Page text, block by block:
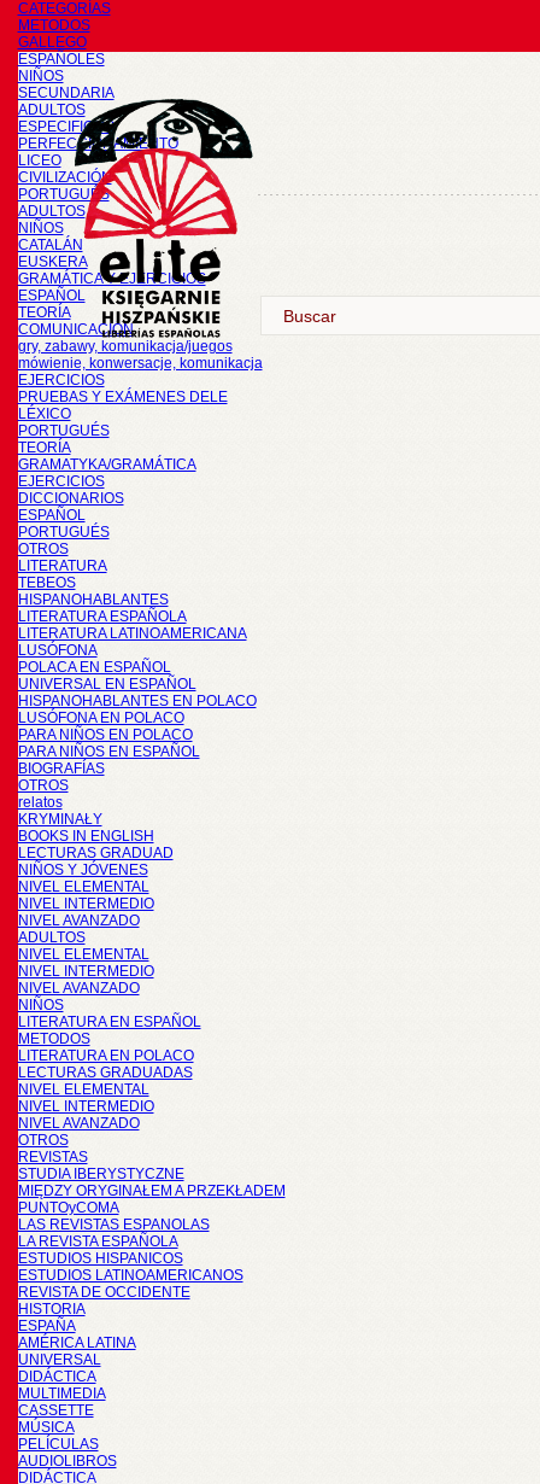
CATEGORÍAS
METODOS
GALLEGO
ESPAÑOLES
NIÑOS
SECUNDARIA
ADULTOS
ESPECIFICOS
PERFECCIONAMIENTO
LICEO
CIVILIZACIÓN
PORTUGUÉS
ADULTOS
NIÑOS
CATALÁN
EUSKERA
GRAMÁTICA Y EJERCICIOS
ESPAÑOL
TEORÍA
COMUNICACIÓN
gry, zabawy, komunikacja/juegos
mówienie, konwersacje, komunikacja
EJERCICIOS
PRUEBAS Y EXÁMENES DELE
LÉXICO
PORTUGUÉS
TEORÍA
GRAMATYKA/GRAMÁTICA
EJERCICIOS
DICCIONARIOS
ESPAÑOL
PORTUGUÉS
OTROS
LITERATURA
TEBEOS
HISPANOHABLANTES
LITERATURA ESPAÑOLA
LITERATURA LATINOAMERICANA
LUSÓFONA
POLACA EN ESPAÑOL
UNIVERSAL EN ESPAÑOL
HISPANOHABLANTES EN POLACO
LUSÓFONA EN POLACO
PARA NIÑOS EN POLACO
PARA NIÑOS EN ESPAÑOL
BIOGRAFÍAS
OTROS
relatos
KRYMINAŁY
BOOKS IN ENGLISH
LECTURAS GRADUAD
NIÑOS Y JÓVENES
NIVEL ELEMENTAL
NIVEL INTERMEDIO
NIVEL AVANZADO
ADULTOS
NIVEL ELEMENTAL
NIVEL INTERMEDIO
NIVEL AVANZADO
NIÑOS
LITERATURA EN ESPAÑOL
METODOS
LITERATURA EN POLACO
LECTURAS GRADUADAS
NIVEL ELEMENTAL
NIVEL INTERMEDIO
NIVEL AVANZADO
OTROS
REVISTAS
STUDIA IBERYSTYCZNE
MIĘDZY ORYGINAŁEM A PRZEKŁADEM
PUNTOyCOMA
LAS REVISTAS ESPANOLAS
LA REVISTA ESPAÑOLA
ESTUDIOS HISPANICOS
ESTUDIOS LATINOAMERICANOS
REVISTA DE OCCIDENTE
HISTORIA
ESPAÑA
AMÉRICA LATINA
UNIVERSAL
DIDÁCTICA
MULTIMEDIA
CASSETTE
MÚSICA
PELÍCULAS
AUDIOLIBROS
DIDÁCTICA